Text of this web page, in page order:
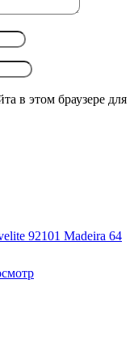
в этом браузере для